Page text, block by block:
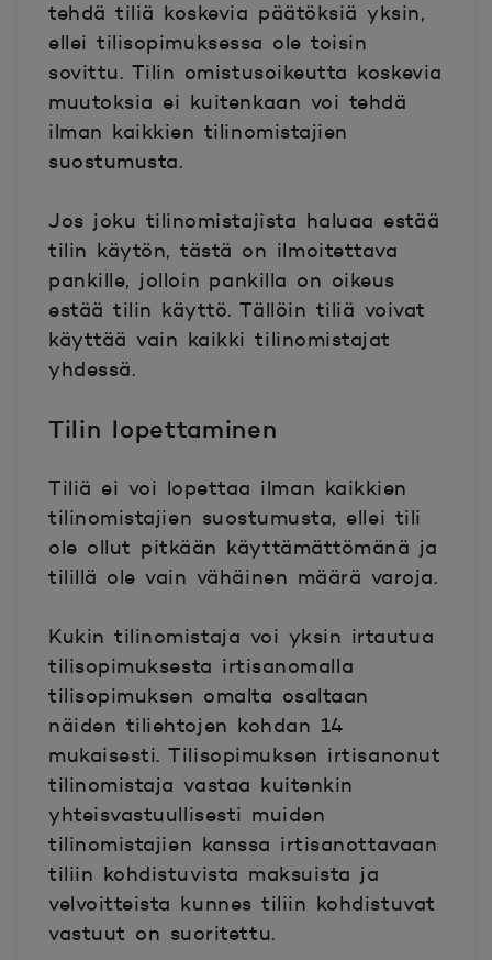
tehdä tiliä koskevia päätöksiä yksin,
ellei tilisopimuksessa ole toisin
sovittu. Tilin omistusoikeutta koskevia
muutoksia ei kuitenkaan voi tehdä
ilman kaikkien tilinomistajien
suostumusta.
Jos joku tilinomistajista haluaa estää
tilin käytön, tästä on ilmoitettava
pankille, jolloin pankilla on oikeus
estää tilin käyttö. Tällöin tiliä voivat
käyttää vain kaikki tilinomistajat
yhdessä.
Tilin lopettaminen
Tiliä ei voi lopettaa ilman kaikkien
tilinomistajien suostumusta, ellei tili
ole ollut pitkään käyttämättömänä ja
tilillä ole vain vähäinen määrä varoja.
Kukin tilinomistaja voi yksin irtautua
tilisopimuksesta irtisanomalla
tilisopimuksen omalta osaltaan
näiden tiliehtojen kohdan 14
mukaisesti. Tilisopimuksen irtisanonut
tilinomistaja vastaa kuitenkin
yhteisvastuullisesti muiden
tilinomistajien kanssa irtisanottavaan
tiliin kohdistuvista maksuista ja
velvoitteista kunnes tiliin kohdistuvat
vastuut on suoritettu.